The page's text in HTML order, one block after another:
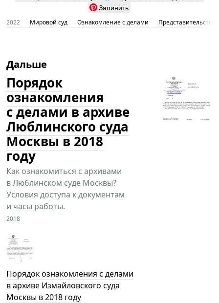
Запинить
2022 Мировой суд Ознакомление с делами Представительство
Дальше
Порядок
ознакомления
с делами в архиве
Люблинского суда
Москвы в 2018
году
Как ознакомиться с архивами
в Люблинском суде Москвы?
Условия доступа к документам
и часы работы.
2018
Порядок ознакомления с делами
в архиве Измайловского суда
Москвы в 2018 году